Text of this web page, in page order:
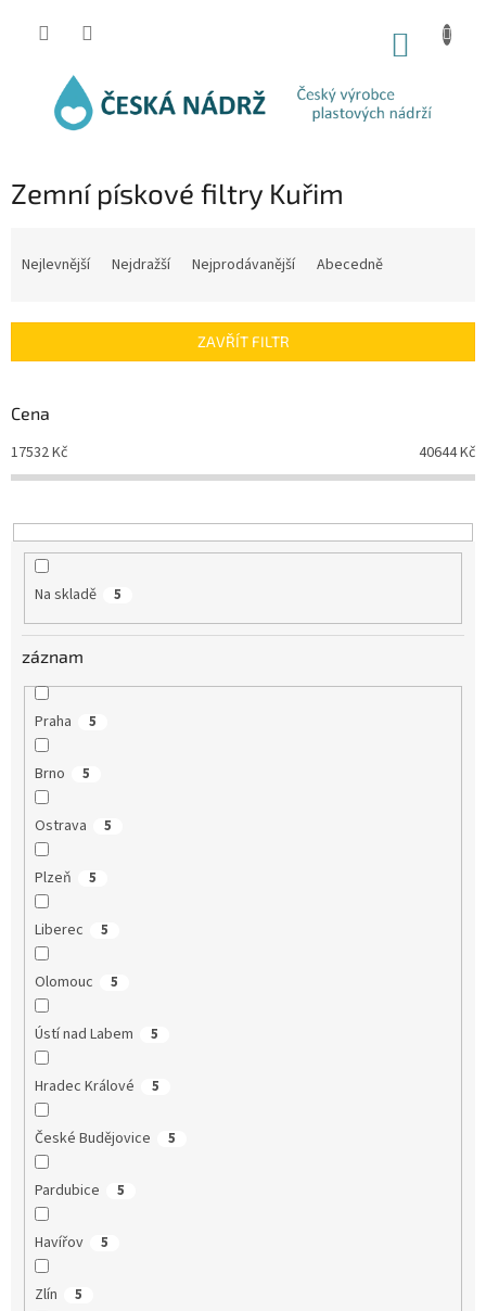
Zemní pískové filtry Kuřim
í
r
o
d
u
t
ů
Nejlevnější Nejdražší Nejprodávanější Abecedně
ZAVŘÍT FILTR
Cena
17532Kč 40644Kč
Na skladě 5
záznam
Praha 5
Brno 5
Ostrava 5
Plzeň 5
Liberec 5
Olomouc 5
Ústí nad Labem 5
Hradec Králové 5
České Budějovice 5
Pardubice 5
Havířov 5
Zlín 5